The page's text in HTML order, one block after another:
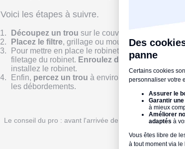
Voici les étapes à suivre.
Découpez un trou sur le couvercle du baril,
Placez le filtre, grillage ou moustiquaire sur le
Pour mettre en place le robinet :
filetage du robinet. Enroulez du téflonautour du
installez le robinet.
Enfin, percez un trou à environ 10 cm du haut
les débordements.
Le conseil du pro : avant l'arrivée de l' videzvotre